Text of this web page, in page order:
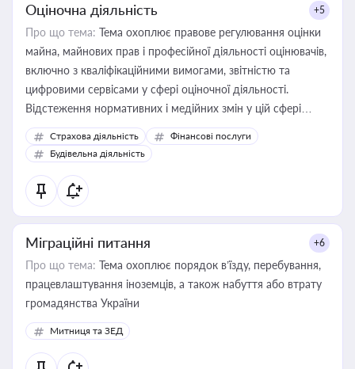
Оціночна діяльність +5
Про що тема: Тема охоплює правове регулювання оцінки
майна, майнових прав і професійної діяльності оцінювачів,
включно з кваліфікаційними вимогами, звітністю та
цифровими сервісами у сфері оціночної діяльності.
Відстеження нормативних і медійних змін у цій сфері
корисне для власника бізнесу, керівника, юриста або
бухгалтера під час оподаткування, приватизації, оренди
державного майна, корпоративних угод і перевірки
статусу суб'єктів оціночної діяльності
Страхова діяльність
Фінансові послуги
Будівельна діяльність
Міграційні питання +6
Про що тема: Тема охоплює порядок в’їзду, перебування,
працевлаштування іноземців, а також набуття або втрату
громадянства України
Митниця та ЗЕД